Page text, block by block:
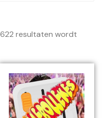
resultaten wordt